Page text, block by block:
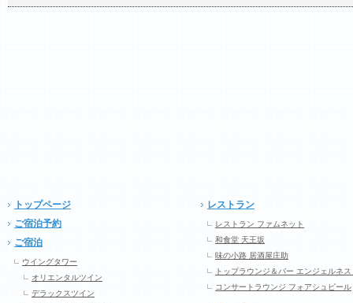
トップページ
ご宿泊予約
ご宿泊
ウイングタワー
オリエンタルツイン
デラックスツイン
レストラン
レストラン ファムネット
和食堂 天王坂
味の小路 居酒屋庄助
トップラウンジ＆バー エンジェルネス
コンサートラウンジ フォアシュピール